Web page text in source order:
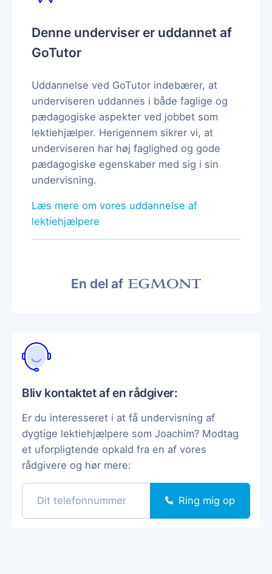
Denne underviser er uddannet af
GoTutor
Uddannelse ved GoTutor indebærer, at
underviseren uddannes i både faglige og
pædagogiske aspekter ved jobbet som
lektiehjælper. Herigennem sikrer vi, at
underviseren har høj faglighed og gode
pædagogiske egenskaber med sig i sin
undervisning.
Læs mere om vores uddannelse af
lektiehjælpere
En del af
Bliv kontaktet af en rådgiver:
Er du interesseret i at få undervisning af
dygtige lektiehjælpere som Joachim? Modtag
et uforpligtende opkald fra en af vores
rådgivere og hør mere:
Ring mig op